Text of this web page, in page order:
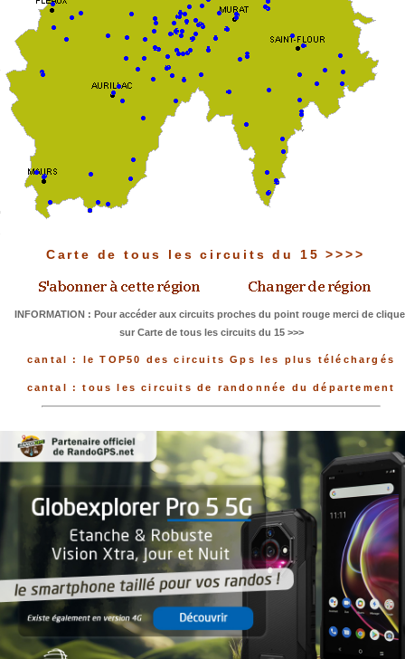
Carte de tous les circuits du 15 >>>>
INFORMATION : Pour accéder aux circuits proches du point rouge merci de
sur Carte de tous les circuits du 15 >>>
cantal : le TOP50 des circuits Gps les plus téléchargés
cantal : tous les circuits de randonnée du département